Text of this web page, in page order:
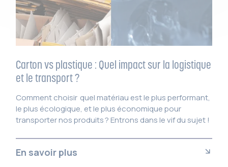
Carton vs plastique : Quel impact sur la logistique
et le transport ?
Comment choisir quel matériau est le plus performant,
le plus écologique, et le plus économique pour
transporter nos produits ? Entrons dans le vif du sujet !
En savoir plus